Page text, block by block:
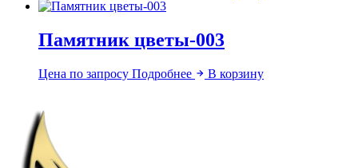
Памятник цветы-003
Цена по запросу Подробнее В корзину